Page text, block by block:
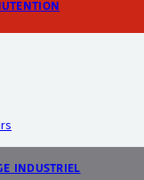
INDUSTRIEL